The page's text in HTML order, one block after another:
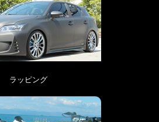
ラッピング